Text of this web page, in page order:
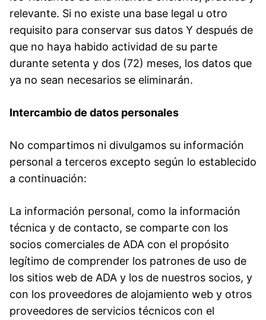
relevante. Si no existe una base legal u otro
requisito para conservar sus datos Y después de
que no haya habido actividad de su parte
durante setenta y dos (72) meses, los datos que
ya no sean necesarios se eliminarán.
Intercambio de datos personales
No compartimos ni divulgamos su información
personal a terceros excepto según lo establecido
a continuación:
La información personal, como la información
técnica y de contacto, se comparte con los
socios comerciales de ADA con el propósito
legítimo de comprender los patrones de uso de
los sitios web de ADA y los de nuestros socios, y
con los proveedores de alojamiento web y otros
proveedores de servicios técnicos con el